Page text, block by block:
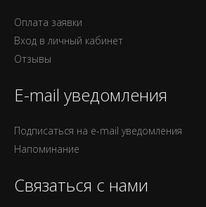
Оплата заявки
Вход в личный кабинет
Отзывы
E-mail уведомления
Подписаться на e-mail уведомления
Напоминание
Связаться с нами